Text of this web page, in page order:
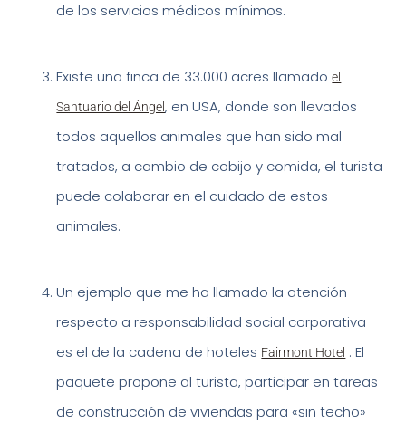
de los servicios médicos mínimos.
Existe una finca de 33.000 acres llamadoel
Santuario del Ángel, en USA, donde son llevados
todos aquellos animales que han sido mal
tratados, a cambio de cobijo y comida, el turista
puede colaborar en el cuidado de estos
animales.
Un ejemplo que me ha llamado la atención
respecto a responsabilidad social corporativa
es el de la cadena de hoteles Fairmont Hotel . El
paquete propone al turista, participar en tareas
de construcción de viviendas para «sin techo»